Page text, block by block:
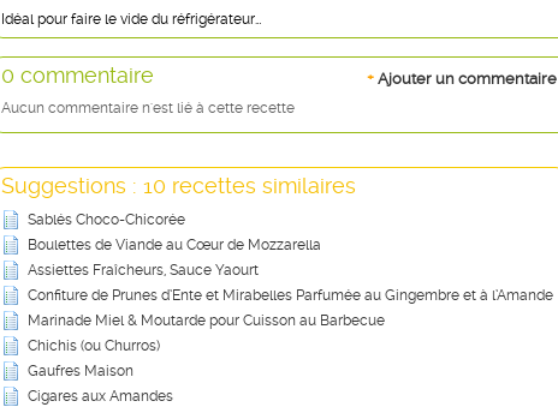
Idéal pour faire le vide du réfrigérateur…
+ Ajouter un commentaire
0 commentaire
Aucun commentaire n'est lié à cette recette
Suggestions : 10 recettes similaires
Sablés Choco-Chicorée
Boulettes de Viande au Cœur de Mozzarella
Assiettes Fraîcheurs, Sauce Yaourt
Confiture de Prunes d’Ente et Mirabelles Parfumée au Gingembre et à l’Amande
Marinade Miel & Moutarde pour Cuisson au Barbecue
Chichis (ou Churros)
Gaufres Maison
Cigares aux Amandes